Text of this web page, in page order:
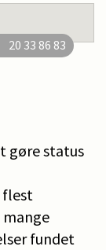
20 33 86 83
gøre status
flest
mange
fundet